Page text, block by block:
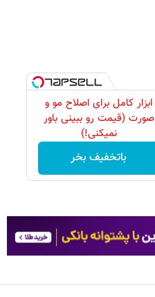
ابزار کامل برای اصلاح مو و
صورت (قیمت رو ببینی باور
نمیکنی!)
باتخفیف بخر